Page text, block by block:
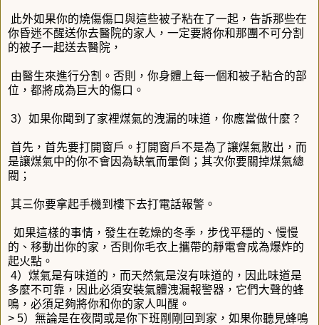
此外如果你的燒傷傷口與這些被子粘在了一起，告訴那些在
你昏迷不醒送你去醫院的家人，一定要將你和那團不可分割
的被子一起送去醫院，
由醫生來進行分割。否則，你身體上每一個和被子粘合的部
位，都將成為巨大的傷口。
3）如果你聞到了家裡煤氣的洩漏的味道，你應當做什麼？
首先，首先要打開窗戶。打開窗戶不是為了讓煤氣散出，而
是讓煤氣中的你不會因為缺氧而暈倒；其次你要關掉煤氣總
閥；
其三你要拿起手機到樓下去打電話報警。
如果這樣的事情，發生在乾燥的冬季，步伐平穩的、慢慢
的、移動出你的家，否則你毛衣上攜帶的靜電會成為爆炸的
起火點。
4）煤氣是有味道的，而天然氣是沒有味道的，因此味道是
多麼不可靠，因此必須安裝氣體洩漏報警器，它們大聲的蜂
鳴，必須足夠將你和你的家人叫醒。
> 5）無論是在夜間或是你下班剛剛回到家，如果你聽見蜂鳴